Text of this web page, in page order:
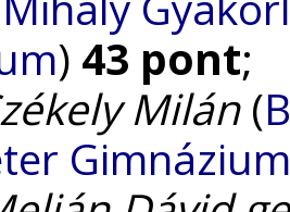
) 43 pont;
Milán(
Gimnázium